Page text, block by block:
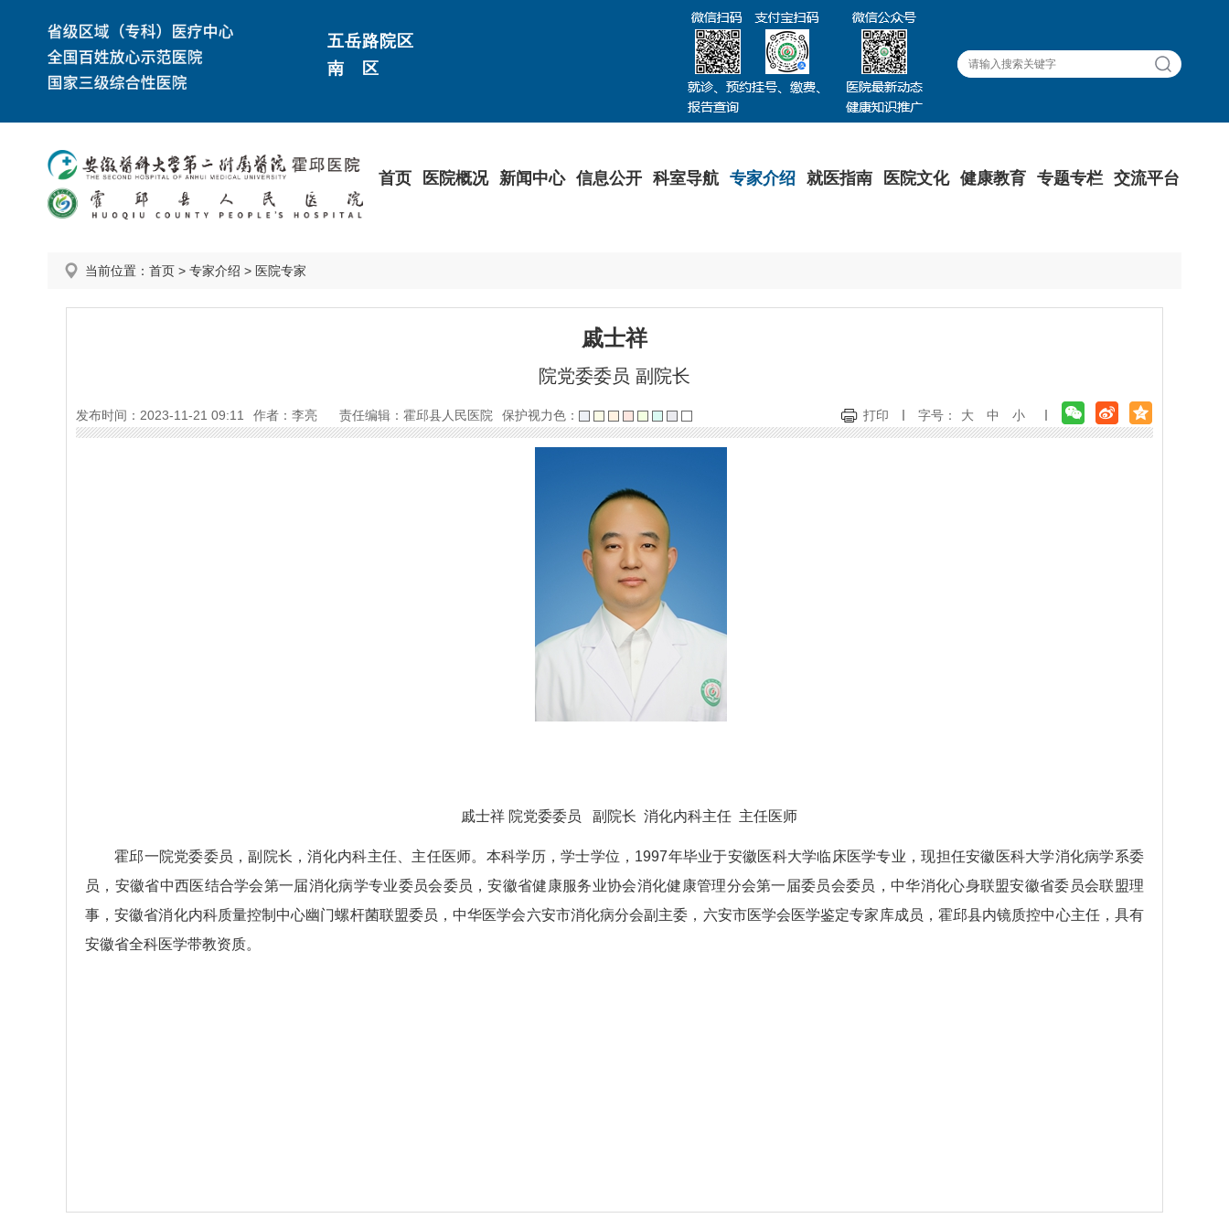
五岳路院区
南 区
首页 医院概况 新闻中心 信息公开 科室导航 专家介绍 就医指南 医院文化 健康教育 专题专栏 交流平台
当前位置： 首页 > 专家介绍 > 医院专家
戚士祥
院党委委员 副院长
发布时间：2023-11-21 09:11 作者：李亮 责任编辑：霍邱县人民医院 保护视力色： 打印 字号： 大 中 小
戚士祥 院党委委员 副院长 消化内科主任 主任医师
霍邱一院党委委员，副院长，消化内科主任、主任医师。本科学历，学士学位， 1997年毕业于安徽医科大学临床医学专业，现担任安徽医科大学消化病学系委
员，安徽省中西医结合学会第一届消化病学专业委员会委员，安徽省健康服务业协会消化健康管理分会第一届委员会委员，中华消化心身联盟安徽省委员会联盟理
事，安徽省消化内科质量控制中心幽门螺杆菌联盟委员，中华医学会六安市消化病分会副主委，六安市医学会医学鉴定专家库成员，霍邱县内镜质控中心主任，具有
安徽省全科医学带教资质。